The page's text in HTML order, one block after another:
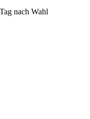
nach Wahl